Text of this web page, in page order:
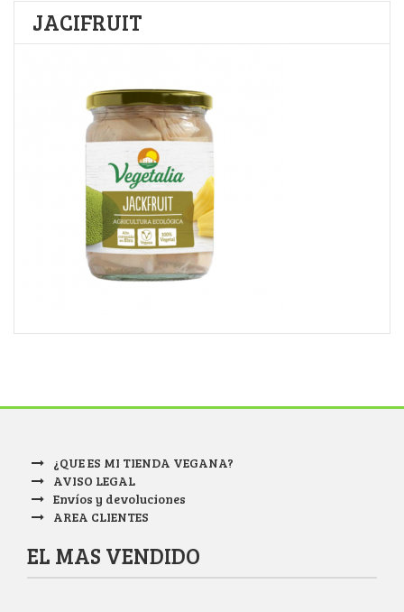
JACIFRUIT
¿QUE ES MI TIENDA VEGANA?
AVISO LEGAL
Envíos y devoluciones
AREA CLIENTES
EL MAS VENDIDO